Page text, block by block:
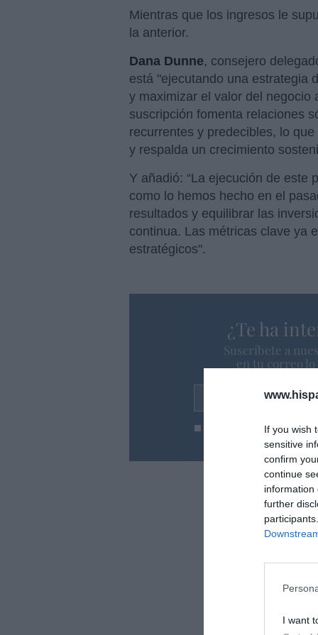
If you wish
sensitive
confirm
continue
information
further
I want
Mientras que los ingresos le
la anterior.
Dana Dunne, consejero
está "ejecutando una estrategia
y maximizar el valor del negocio
suscripción fomenta relaciones
recurrentes y predecibles, lo
y respalda un crecimiento
Y añadió: “La ejecución de este
como lo hemos hecho en el
resultados y equilibrar las
continua. Las métricas clave ya
estratégicos".
¿Te ha
Suscríbete a
en tu correo lo
Tu correo electrónico...
He leído y acepto las